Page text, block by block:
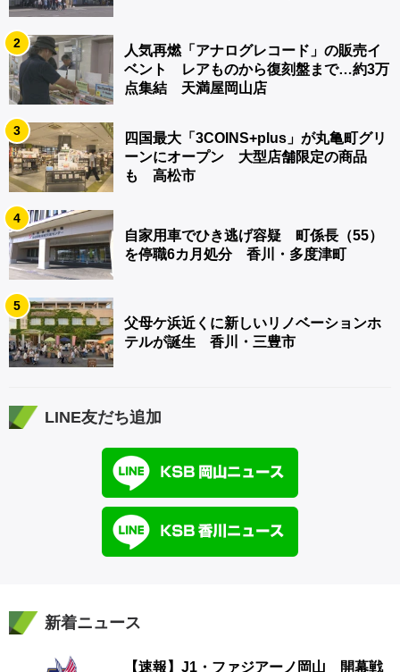
2
人気再燃「アナログレコード」の販売イ
ベント レアものから復刻盤まで…約3万
点集結 天満屋岡山店
3
四国最大「3COINS+plus」が丸亀町グリ
ーンにオープン 大型店舗限定の商品
も 高松市
4
自家用車でひき逃げ容疑 町係長（55）
を停職6カ月処分 香川・多度津町
5
父母ケ浜近くに新しいリノベーションホ
テルが誕生 香川・三豊市
LINE友だち追加
新着ニュース
【速報】J1・ファジアーノ岡山 開幕戦